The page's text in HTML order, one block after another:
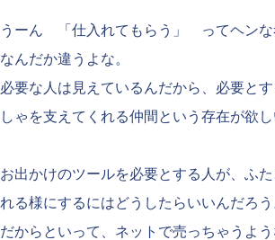
うーん 「仕入れてもらう」 ってヘンな
なんだか違うよな。
必要な人は見えているんだから、必要と
しゃを支えてくれる仲間という存在が欲し
お出かけのツールを必要とする人が、ふ
れる様にするにはどうしたらいいんだろう
だからといって、ネットで売っちゃうよ